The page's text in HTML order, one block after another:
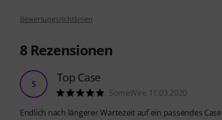
Bewertungsrichtlinien
8 Rezensionen
S Top Case
SomeWire 11.03.2020
Endlich nach längerer Wartezeit auf ein passendes